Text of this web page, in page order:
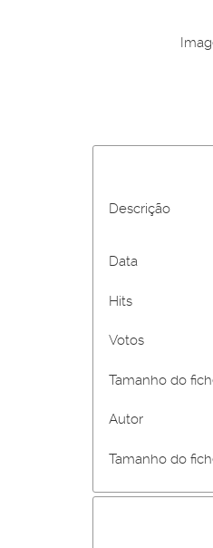
Descrição
Data
Hits
Votos
Tamanho do
Autor
Tamanho do